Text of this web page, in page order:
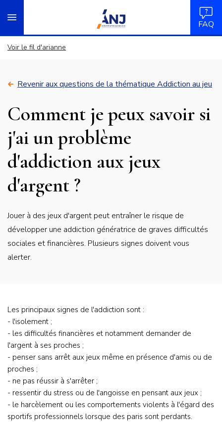
au
accueil
FAQ
Voir le fil d'arianne
Revenir aux questions de la thématique Addiction au jeu
Comment je peux savoir si
j'ai un problème
d'addiction aux jeux
d'argent ?
Réponse
courte
Jouer à des jeux d'argent peut entraîner le risque de
développer une addiction génératrice de graves difficultés
sociales et financières. Plusieurs signes doivent vous
alerter.
Contenu
(questions
joueur)
Les principaux signes de l'addiction sont :
- l'isolement ;
- les difficultés financières et notamment demander de
l'argent à ses proches ;
- penser sans arrêt aux jeux même en présence d'amis ou de
proches ;
- ne pas réussir à s'arrêter ;
- ressentir du stress ou de l'angoisse en pensant aux jeux ;
- le harcèlement ou les comportements violents à l'égard des
sportifs professionnels lorsque des paris sont perdants.